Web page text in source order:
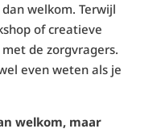
welkom. Terwijl
of creatieve
de zorgvragers.
even weten als je
welkom, maar